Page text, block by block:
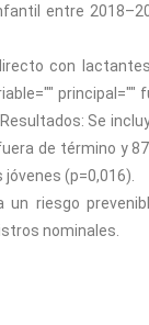
entre
con
principal=""
Resultados: Se
de término y
(p=0,016).
un riesgo
nominales.